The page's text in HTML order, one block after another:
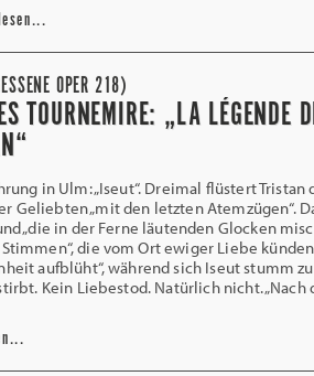
OPER 218)
TOURNEMIRE: „LA LÉGENDE
in Ulm: „Iseut“. Dreimal flüstert Tristan
Geliebten „mit den letzten Atemzügen“.
„die in der Ferne läutenden Glocken
die vom Ort ewiger Liebe
aufblüht“, während sich Iseut stumm
Kein Liebestod. Natürlich nicht. „Nach